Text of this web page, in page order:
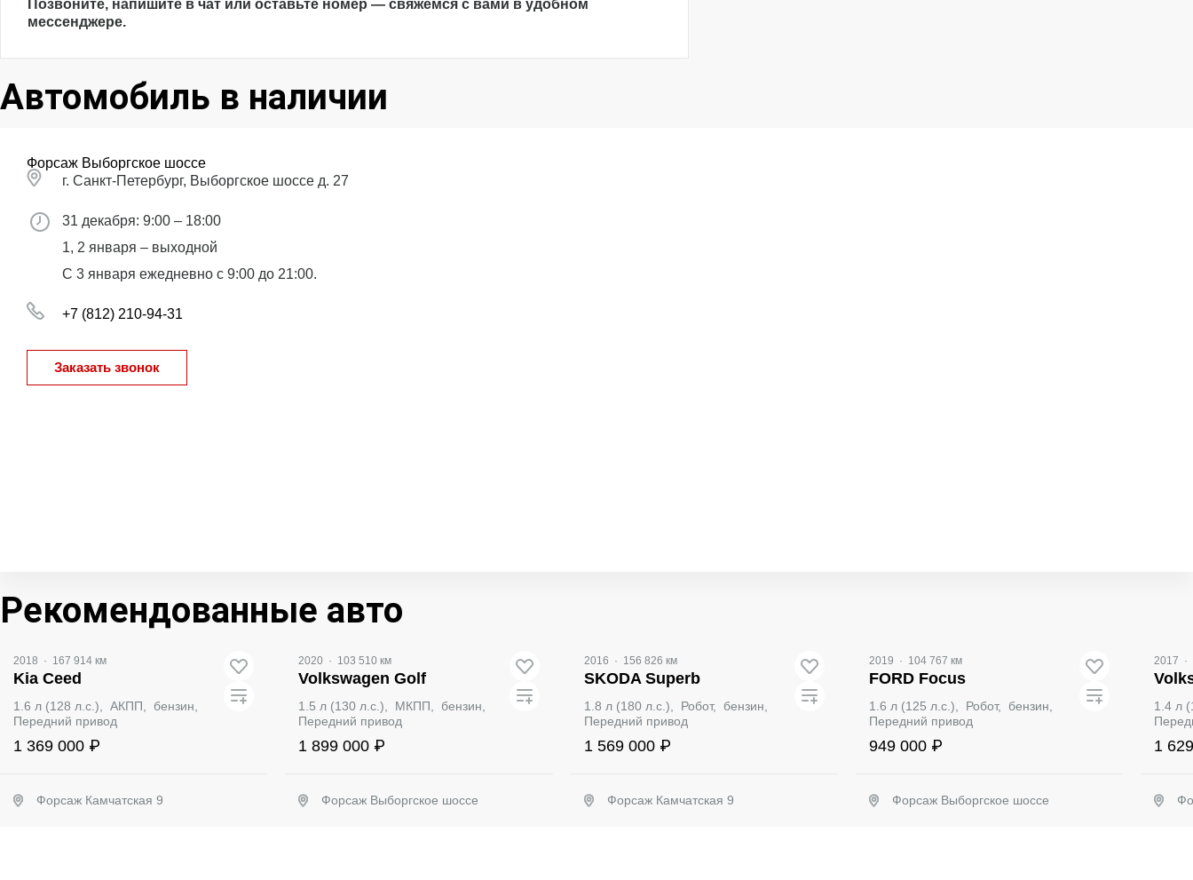
Позвоните, напишите в чат или оставьте номер — свяжемся с вами в удобном
мессенджере.
Автомобиль в наличии
Форсаж Выборгское шоссе
г. Санкт-Петербург, Выборгское шоссе д. 27
31 декабря: 9:00 – 18:00
1, 2 января – выходной
С 3 января ежедневно с 9:00 до 21:00.
+7 (812) 210-94-31
Заказать звонок
Рекомендованные авто
2018 · 167 914 км
Kia Ceed
1.6 л (128 л.с.), АКПП, бензин,
Передний привод
1 369 000 ₽
Форсаж Камчатская 9
Видео
2020 · 103 510 км
Volkswagen Golf
1.5 л (130 л.с.), МКПП, бензин,
Передний привод
1 899 000 ₽
Форсаж Выборгское шоссе
2016 · 156 826 км
SKODA Superb
1.8 л (180 л.с.), Робот, бензин,
Передний привод
1 569 000 ₽
Форсаж Камчатская 9
2019 · 104 767 км
FORD Focus
1.6 л (125 л.с.), Робот, бензин,
Передний привод
949 000 ₽
Форсаж Выборгское шоссе
2017 ·
1.4 л
1